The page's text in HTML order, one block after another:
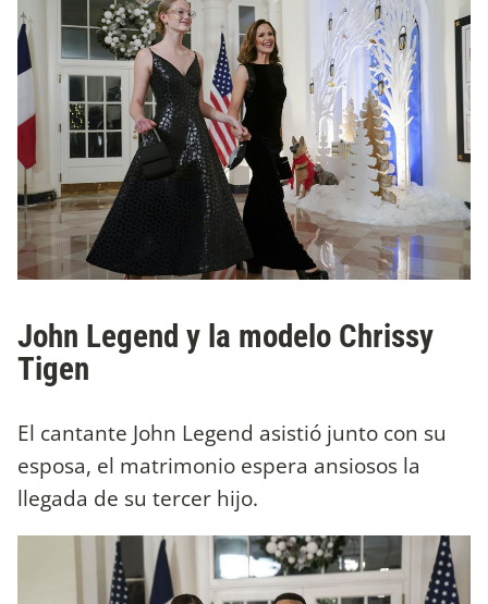
John Legend y la modelo Chrissy
Tigen
El cantante John Legend asistió junto con su
esposa, el matrimonio espera ansiosos la
llegada de su tercer hijo.